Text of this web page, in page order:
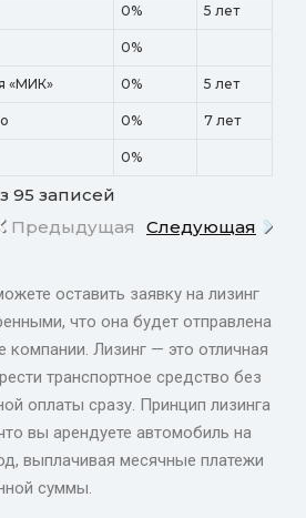
0% 5 лет
0%
«МИК» 0% 5 лет
0% 7 лет
0%
95 записей
Предыдущая
Следующая
оставить заявку на лизинг
что она будет отправлена
компании. Лизинг — это отличная
транспортное средство без
оплаты сразу. Принцип лизинга
вы арендуете автомобиль на
выплачивая месячные платежи
суммы.